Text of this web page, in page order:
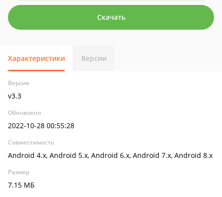
Скачать
Характеристики Версии
Версия
v3.3
Обновлено
2022-10-28 00:55:28
Совместимость
Android 4.x, Android 5.x, Android 6.x, Android 7.x, Android 8.x
Размер
7.15 МБ